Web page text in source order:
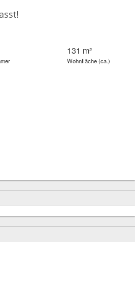
131 m²
Wohnfläche (ca.)